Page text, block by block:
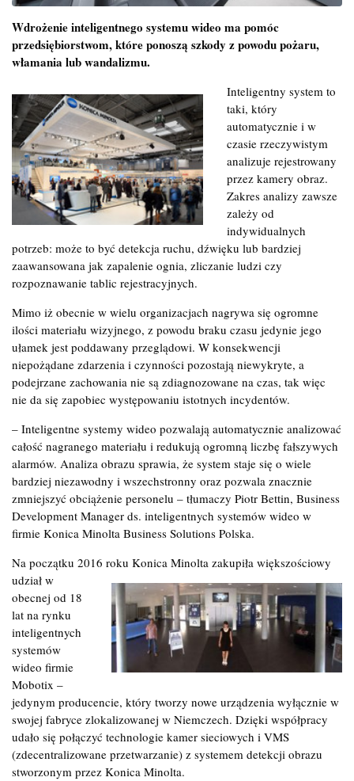
Wdrożenie inteligentnego systemu wideo ma pomóc
przedsiębiorstwom, które ponoszą szkody z powodu pożaru,
włamania lub wandalizmu.
Inteligentny system to
taki, który
automatycznie i w
czasie rzeczywistym
analizuje rejestrowany
przez kamery obraz.
Zakres analizy zawsze
zależy od
indywidualnych
potrzeb: może to być detekcja ruchu, dźwięku lub bardziej
zaawansowana jak zapalenie ognia, zliczanie ludzi czy
rozpoznawanie tablic rejestracyjnych.
Mimo iż obecnie w wielu organizacjach nagrywa się ogromne
ilości materiału wizyjnego, z powodu braku czasu jedynie jego
ułamek jest poddawany przeglądowi. W konsekwencji
niepożądane zdarzenia i czynności pozostają niewykryte, a
podejrzane zachowania nie są zdiagnozowane na czas, tak więc
nie da się zapobiec występowaniu istotnych incydentów.
– Inteligentne systemy wideo pozwalają automatycznie analizować
całość nagranego materiału i redukują ogromną liczbę fałszywych
alarmów. Analiza obrazu sprawia, że system staje się o wiele
bardziej niezawodny i wszechstronny oraz pozwala znacznie
zmniejszyć obciążenie personelu – tłumaczy Piotr Bettin, Business
Development Manager ds. inteligentnych systemów wideo w
firmie Konica Minolta Business Solutions Polska.
Na początku 2016 roku Konica Minolta zakupiła większościowy
udział w
obecnej od 18
lat na rynku
inteligentnych
systemów
wideo firmie
Mobotix –
jedynym producencie, który tworzy nowe urządzenia wyłącznie w
swojej fabryce zlokalizowanej w Niemczech. Dzięki współpracy
udało się połączyć technologie kamer sieciowych i VMS
(zdecentralizowane przetwarzanie) z systemem detekcji obrazu
stworzonym przez Konica Minolta.